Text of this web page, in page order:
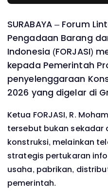
SURABAYA – Forum
Pengadaan Barang
Indonesia (FORJASI)
kepada Pemerintah
penyelenggaraan
2026 yang digelar di
Ketua FORJASI, R.
tersebut bukan sekadar
konstruksi, melainkan
strategis pertukaran
usaha, pabrikan,
pemerintah.